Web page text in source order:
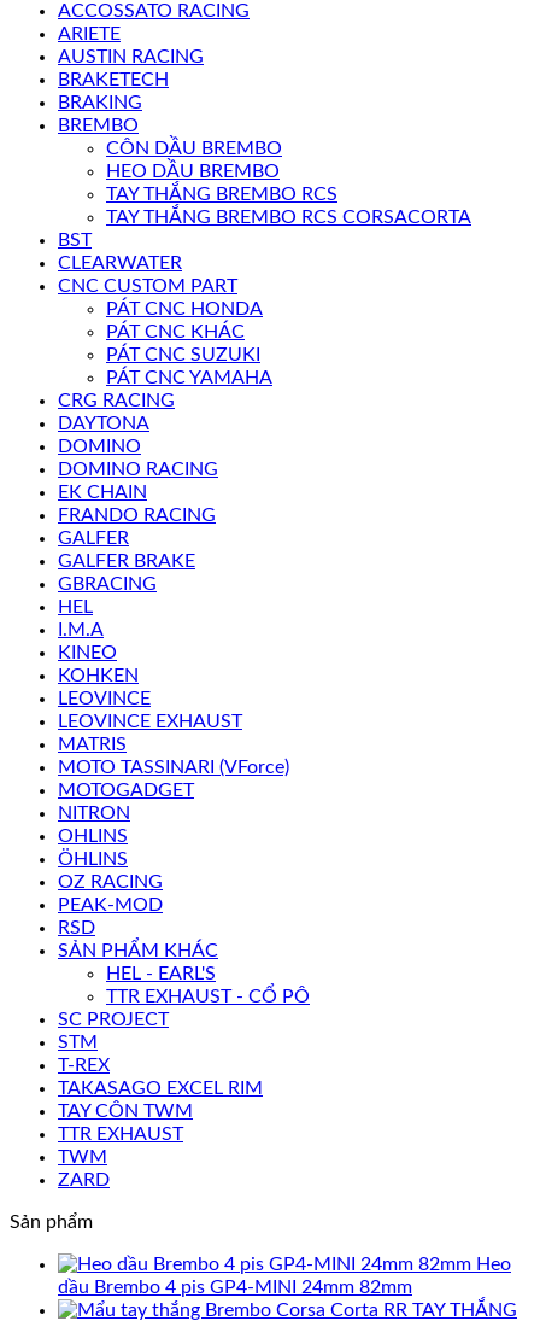
ACCOSSATO RACING
ARIETE
AUSTIN RACING
BRAKETECH
BRAKING
BREMBO
CÔN DẦU BREMBO
HEO DẦU BREMBO
TAY THẮNG BREMBO RCS
TAY THẮNG BREMBO RCS CORSACORTA
BST
CLEARWATER
CNC CUSTOM PART
PÁT CNC HONDA
PÁT CNC KHÁC
PÁT CNC SUZUKI
PÁT CNC YAMAHA
CRG RACING
DAYTONA
DOMINO
DOMINO RACING
EK CHAIN
FRANDO RACING
GALFER
GALFER BRAKE
GBRACING
HEL
I.M.A
KINEO
KOHKEN
LEOVINCE
LEOVINCE EXHAUST
MATRIS
MOTO TASSINARI (VForce)
MOTOGADGET
NITRON
OHLINS
ÖHLINS
OZ RACING
PEAK-MOD
RSD
SẢN PHẨM KHÁC
HEL - EARL'S
TTR EXHAUST - CỔ PÔ
SC PROJECT
STM
T-REX
TAKASAGO EXCEL RIM
TAY CÔN TWM
TTR EXHAUST
TWM
ZARD
Sản phẩm
Heo
dầu Brembo 4 pis GP4-MINI 24mm 82mm
TAY THẮNG